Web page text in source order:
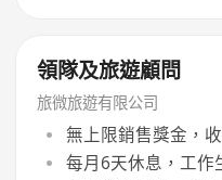
領隊及旅遊顧問
旅微旅遊有限公司
無上限銷售獎金，
每月6天休息，工作